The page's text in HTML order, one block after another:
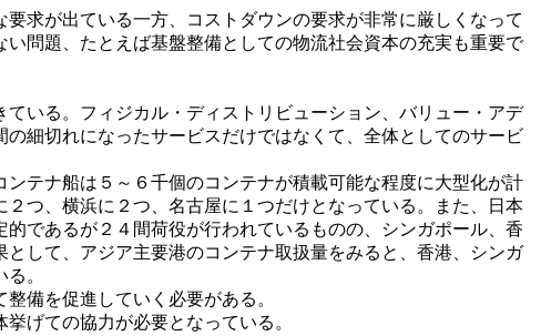
求が出ている一方、コストダウンの要求が非常に厳しくなって
問題、たとえば基盤整備としての物流社会資本の充実も重要で
いる。フィジカル・ディストリビューション、バリュー・アデ
細切れになったサービスだけではなくて、全体としてのサービ
テナ船は５～６千個のコンテナが積載可能な程度に大型化が計
つ、横浜に２つ、名古屋に１つだけとなっている。また、日本
であるが２４間荷役が行われているものの、シンガポール、香
して、アジア主要港のコンテナ取扱量をみると、香港、シンガ
。
備を促進していく必要がある。
げての協力が必要となっている。